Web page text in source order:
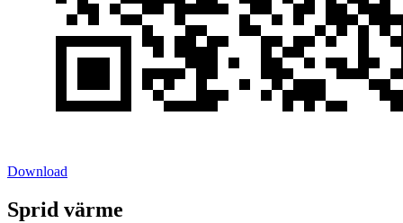
Download
Sprid värme